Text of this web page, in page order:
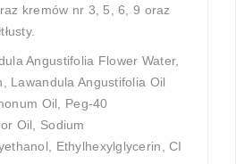
kremów nr 3, 5, 6, 9 oraz
Angustifolia Flower Water,
Lawandula Angustifolia Oil
Oil, Peg-40
Oil, Sodium
Ethylhexylglycerin, CI